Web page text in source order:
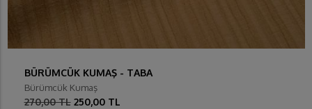
BÜRÜMCÜK KUMAŞ - TABA
Bürümcük Kumaş
270,00 TL 250,00 TL